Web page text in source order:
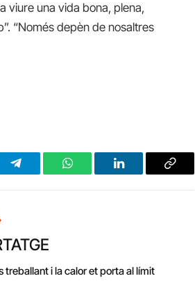
viure una vida bona, plena,
“Només depèn de nosaltres
Telegram WhatsAppLinkedIn Copy
treballant i la calor et porta al límit